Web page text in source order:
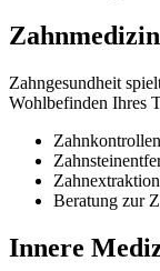
Zahnmedizin
Zahngesundheit
Wohlbefinden Ihres
Zahnkontrollen
Beratung zur
Innere